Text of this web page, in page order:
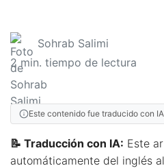
Sohrab Salimi
2 min. tiempo de lectura
Este contenido fue traducido con
📝 Traducción con IA: Este
automáticamente del inglés